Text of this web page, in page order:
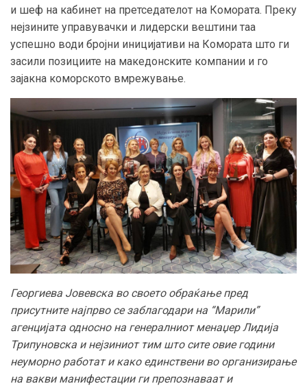
и шеф на кабинет на претседателот на Комората. Преку
нејзините управувачки и лидерски вештини таа
успешно води бројни иницијативи на Комората што ги
засили позициите на македонските компании и го
зајакна коморското вмрежување.
Георгиева Јовевска во своето обраќање пред
присутните најпрво се заблагодари на “Марили”
агенцијата односно на генералниот менаџер Лидија
Трипуновска и нејзиниот тим што сите овие години
неуморно работат и како единствени во организирање
на вакви манифестации ги препознаваат и